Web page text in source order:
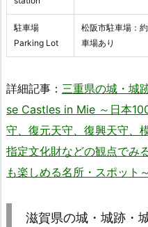
駐車場
Parking Lot
松阪市駐車場：
車場あり
詳細記事： 三重県の城・城
se Castles in Mie ～日本
守、復元天守、復興天守、
指定文化財などの観点でみ
も楽しめる名所・スポット～
滋賀県の城・城跡・